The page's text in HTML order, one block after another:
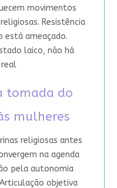
movimentos
Resistência
está ameaçado.
laico, não há
real
tomada do
mulheres
religiosas antes
na agenda
pela autonomia
objetiva